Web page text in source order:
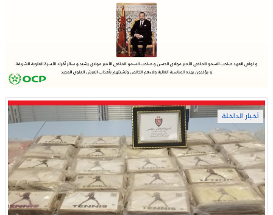
أخبار الداخلة